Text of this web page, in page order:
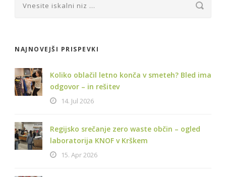
NAJNOVEJŠI PRISPEVKI
Koliko oblačil letno konča v smeteh? Bled ima
odgovor – in rešitev
14. Jul 2026
Regijsko srečanje zero waste občin – ogled
laboratorija KNOF v Krškem
15. Apr 2026